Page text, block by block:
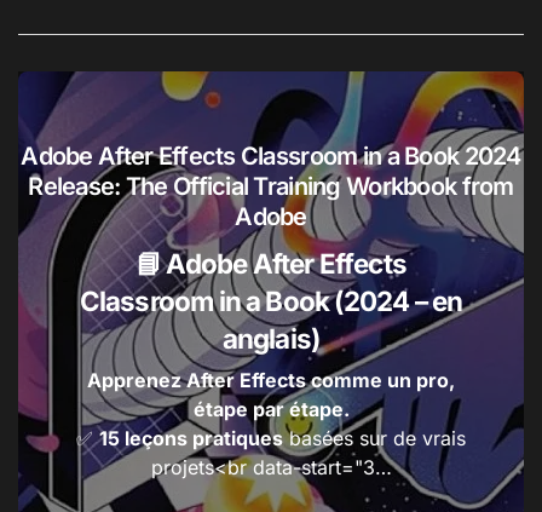
r
d
t
s
Adobe After Effects Classroom in a Book 2024
Release: The Official Training Workbook from
Adobe
📘 Adobe After Effects
Classroom in a Book (2024 – en
anglais)
Apprenez After Effects comme un pro,
étape par étape.
✅15 leçons pratiquesbasées sur de vrais
projets<br data-start="3…